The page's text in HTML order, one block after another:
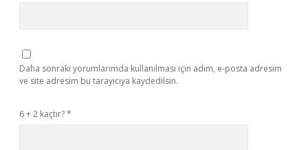
Daha sonraki yorumlarımda kullanılması için adım, e-posta adresim
ve site adresim bu tarayıcıya kaydedilsin.
6 + 2 kaçtır?*